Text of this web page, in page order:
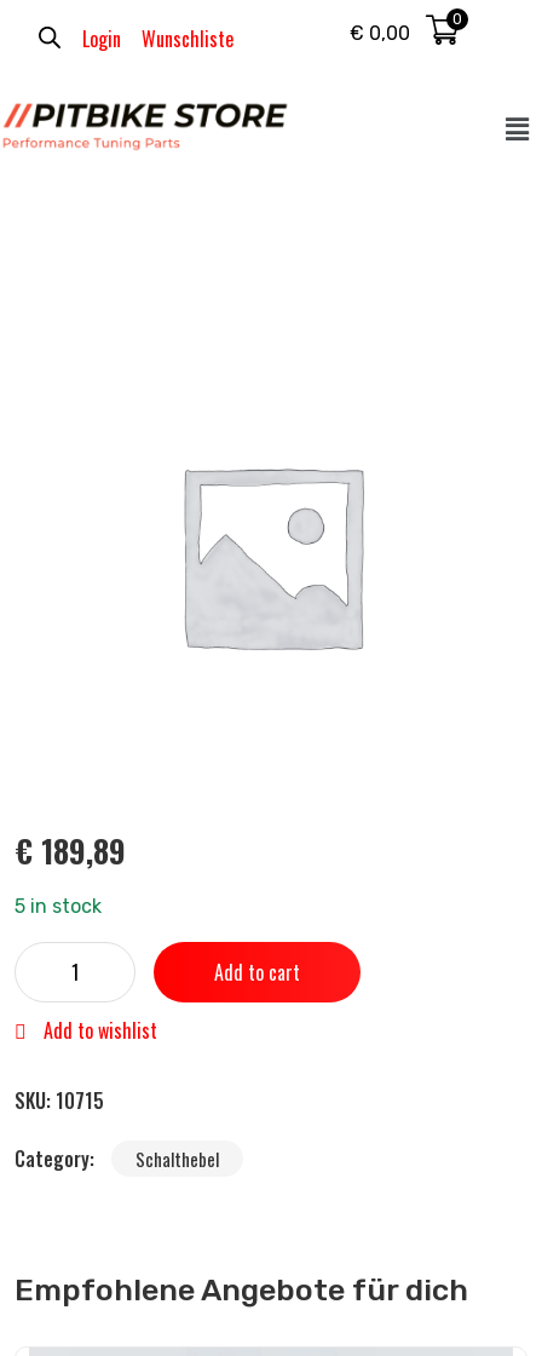
Login Wunschliste € 0,00
0
€ 189,89
5 in stock
Add to cart
Add to wishlist
SKU: 10715
Category:
Schalthebel
Empfohlene Angebote für dich